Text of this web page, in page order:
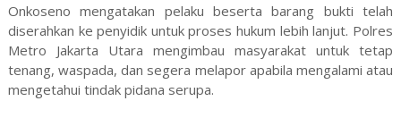
Onkoseno mengatakan pelaku beserta barang bukti telah
diserahkan ke penyidik untuk proses hukum lebih lanjut. Polres
Metro Jakarta Utara mengimbau masyarakat untuk tetap
tenang, waspada, dan segera melapor apabila mengalami atau
mengetahui tindak pidana serupa.